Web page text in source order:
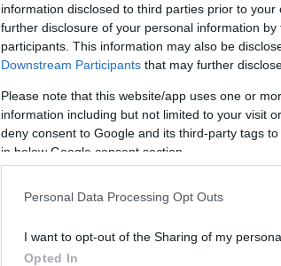
information disclosed to third parties prior to
further disclosure of your personal information
participants. This information may also be
Downstream Participants that may further
Please note that this website/app uses one or
information including but not limited to your visit
deny consent to Google and its third-party tags
in below Google consent section.
Personal Data Processing Opt Outs
I want to opt-out of the Sharing of my
Opted In